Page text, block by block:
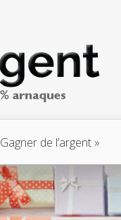
Gagner de l’argent